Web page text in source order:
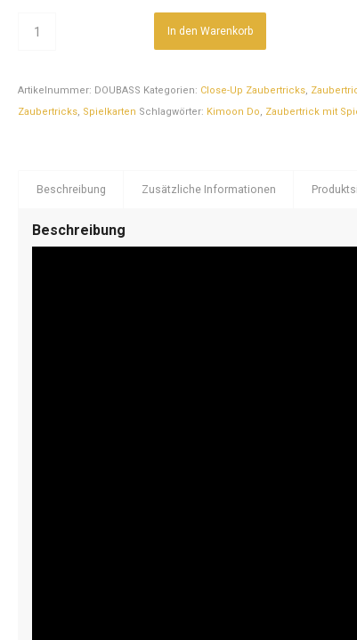
In den Warenkorb
Artikelnummer: DOUBASS Kategorien: Close-Up Zaubertricks,
Zaubertricks, Spielkarten Schlagwörter: Kimoon Do, Zaubertrick mit
Beschreibung Zusätzliche Informationen
Beschreibung